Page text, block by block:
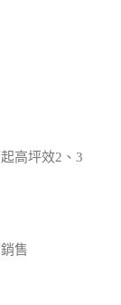
高坪效2、3
售